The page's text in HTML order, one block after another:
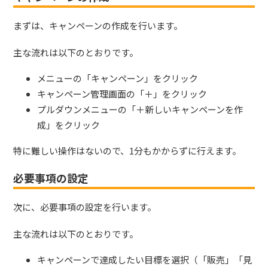
まずは、キャンペーンの作成を行います。
主な流れは以下のとおりです。
メニューの「キャンペーン」をクリック
キャンペーン管理画面の「＋」をクリック
プルダウンメニューの「＋新しいキャンペーンを作
成」をクリック
特に難しい操作はないので、1分もかからずに行えます。
必要事項の設定
次に、必要事項の設定を行います。
主な流れは以下のとおりです。
キャンペーンで達成したい目標を選択（「販売」「見